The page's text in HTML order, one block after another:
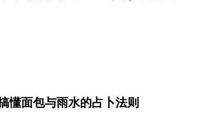
懂面包与雨水的占卜法则